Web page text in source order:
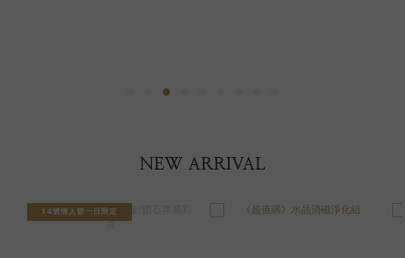
NEW ARRIVAL
14號情人節一日限定